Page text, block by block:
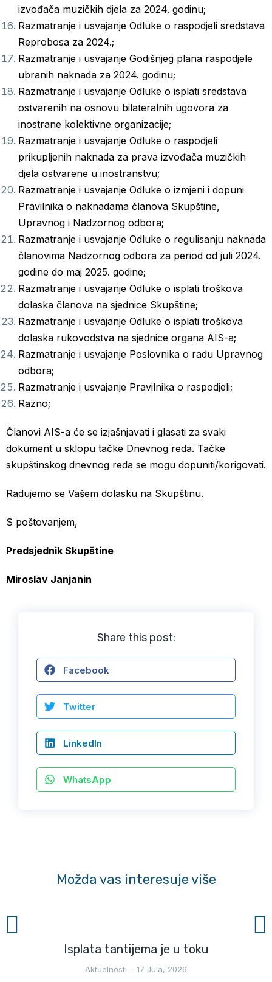
izvođača muzičkih djela za 2024. godinu;
Razmatranje i usvajanje Odluke o raspodjeli sredstava
Reprobosa za 2024.;
Razmatranje i usvajanje Godišnjeg plana raspodjele
ubranih naknada za 2024. godinu;
Razmatranje i usvajanje Odluke o isplati sredstava
ostvarenih na osnovu bilateralnih ugovora za
inostrane kolektivne organizacije;
Razmatranje i usvajanje Odluke o raspodjeli
prikupljenih naknada za prava izvođača muzičkih
djela ostvarene u inostranstvu;
Razmatranje i usvajanje Odluke o izmjeni i dopuni
Pravilnika o naknadama članova Skupštine,
Upravnog i Nadzornog odbora;
Razmatranje i usvajanje Odluke o regulisanju naknada
članovima Nadzornog odbora za period od juli 2024.
godine do maj 2025. godine;
Razmatranje i usvajanje Odluke o isplati troškova
dolaska članova na sjednice Skupštine;
Razmatranje i usvajanje Odluke o isplati troškova
dolaska rukovodstva na sjednice organa AIS-a;
Razmatranje i usvajanje Poslovnika o radu Upravnog
odbora;
Razmatranje i usvajanje Pravilnika o raspodjeli;
Razno;
Članovi AIS-a će se izjašnjavati i glasati za svaki
dokument u sklopu tačke Dnevnog reda. Tačke
skupštinskog dnevnog reda se mogu dopuniti/korigovati.
Radujemo se Vašem dolasku na Skupštinu.
S poštovanjem,
Predsjednik Skupštine
Miroslav Janjanin
Share this post:
Facebook
Twitter
LinkedIn
WhatsApp
Možda vas interesuje više
Isplata tantijema je u toku
Aktuelnosti 17 Jula, 2026